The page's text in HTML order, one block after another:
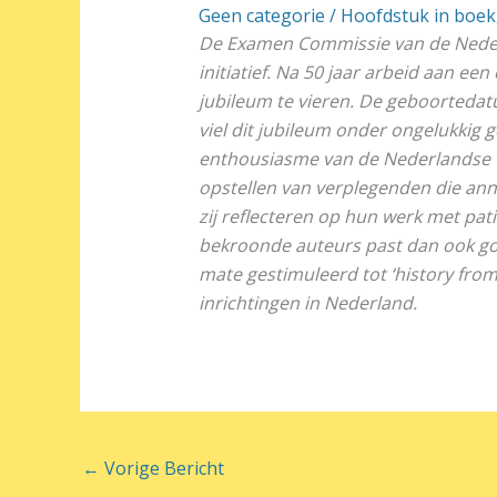
Geen categorie / Hoofdstuk in boek
De Examen Commissie van de
initiatief. Na 50 jaar arbeid aan
jubileum te vieren. De
viel dit jubileum onder ongelukkig
enthousiasme van de
opstellen van verplegenden die
zij reflecteren op hun werk met
bekroonde auteurs past dan ook
mate gestimuleerd tot ‘history
inrichtingen in Nederland.
← Vorige Bericht